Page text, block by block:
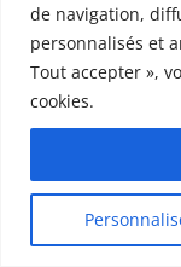
de navigation,
personnalisés et
Tout accepter »,
cookies.